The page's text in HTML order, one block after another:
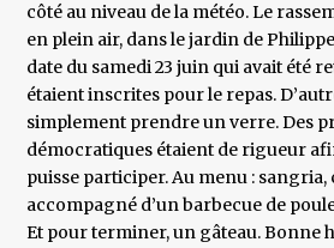
côté au niveau de la météo. Le
en plein air, dans le jardin de
date du samedi 23 juin qui avait été
étaient inscrites pour le repas.
simplement prendre un verre. Des
démocratiques étaient de rigueur
puisse participer. Au menu : sangria,
accompagné d’un barbecue de
Et pour terminer, un gâteau. Bonne